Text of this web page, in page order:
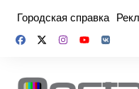
содержимому
Городская справка